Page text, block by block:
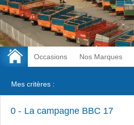
Occasions Nos Marques
Mes critères :
0 La campagne BBC 17